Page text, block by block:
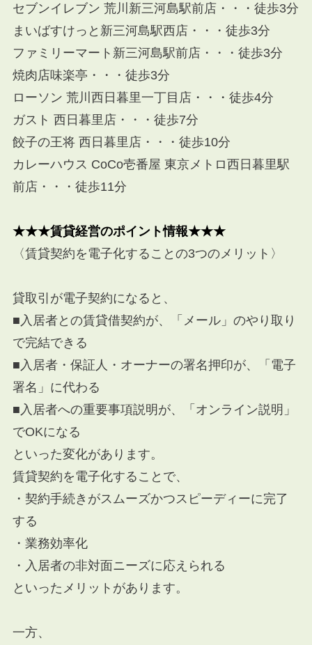
セブンイレブン 荒川新三河島駅前店・・・徒歩3分
まいばすけっと新三河島駅西店・・・徒歩3分
ファミリーマート新三河島駅前店・・・徒歩3分
焼肉店味楽亭・・・徒歩3分
ローソン 荒川西日暮里一丁目店・・・徒歩4分
ガスト 西日暮里店・・・徒歩7分
餃子の王将 西日暮里店・・・徒歩10分
カレーハウス CoCo壱番屋 東京メトロ西日暮里駅
前店・・・徒歩11分
★★★賃貸経営のポイント情報★★★
〈賃貸契約を電子化すること の3つのメリット〉
貸取引が電子契約になると、
■入居者との賃貸借契約が、「メール」のやり取り
で完結できる
■入居者・保証人・オーナーの署名押印が、「電子
署名」に代わる
■入居者への重要事項説明が、「オンライン説明」
でOKになる
といった変化があります。
賃貸契約を電子化することで、
・契約手続きがスムーズかつスピーディーに完了
する
・業務効率化
・入居者の非対面ニーズに応えられる
といったメリットがあります。
一方、